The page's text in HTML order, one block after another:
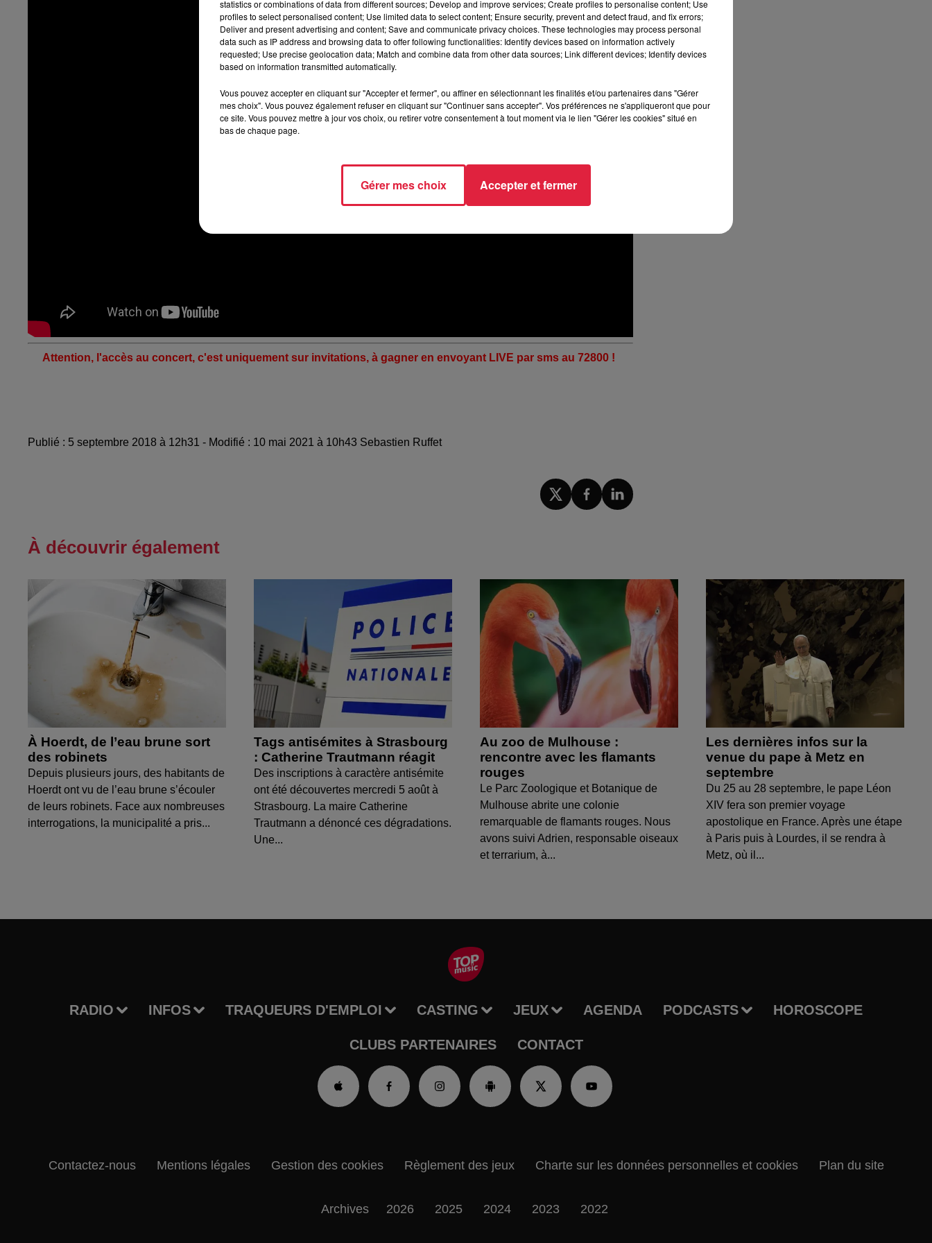
Attention, l'accès au concert, c'est uniquement sur invitations, à gagner en envoyant LIVE par sms au 72800 !
Publié : 5 septembre 2018 à 12h31 - Modifié : 10 mai 2021 à 10h43 Sebastien Ruffet
À découvrir également
À Hoerdt, de l’eau brune sort
des robinets
Depuis plusieurs jours, des habitants de
Hoerdt ont vu de l’eau brune s’écouler
de leurs robinets. Face aux nombreuses
interrogations, la municipalité a pris...
Tags antisémites à Strasbourg
: Catherine Trautmann réagit
Des inscriptions à caractère antisémite
ont été découvertes mercredi 5 août à
Strasbourg. La maire Catherine
Trautmann a dénoncé ces dégradations.
Une...
Au zoo de Mulhouse :
rencontre avec les flamants
rouges
Le Parc Zoologique et Botanique de
Mulhouse abrite une colonie
remarquable de flamants rouges. Nous
avons suivi Adrien, responsable oiseaux
et terrarium, à...
Les dernières infos sur la
venue du pape à Metz en
septembre
Du 25 au 28 septembre, le pape Léon
XIV fera son premier voyage
apostolique en France. Après une étape
à Paris puis à Lourdes, il se rendra à
Metz, où il...
RADIO INFOS TRAQUEURS D'EMPLOI CASTING JEUX AGENDA PODCASTS HOROSCOPE
CLUBS PARTENAIRES CONTACT
Contactez-nous Mentions légales Gestion des cookies Règlement des jeux Charte sur les données personnelles et cookies Plan du site
Archives 2026 2025 2024 2023 2022
statistics or combinations of data from different sources; Develop and improve services; Create profiles to personalise content; Use
profiles to select personalised content; Use limited data to select content; Ensure security, prevent and detect fraud, and fix errors;
Deliver and present advertising and content; Save and communicate privacy choices. These technologies may process personal
data such as IP address and browsing data to offer following functionalities: Identify devices based on information actively
requested; Use precise geolocation data; Match and combine data from other data sources; Link different devices; Identify devices
based on information transmitted automatically.
Vous pouvez accepter en cliquant sur "Accepter et fermer", ou affiner en sélectionnant les finalités et/ou partenaires dans "Gérer
mes choix". Vous pouvez également refuser en cliquant sur "Continuer sans accepter". Vos préférences ne s'appliqueront que pour
ce site. Vous pouvez mettre à jour vos choix, ou retirer votre consentement à tout moment via le lien "Gérer les cookies" situé en
bas de chaque page.
Gérer mes choix Accepter et fermer